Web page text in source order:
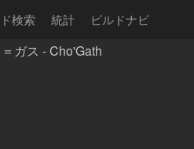
検索 統計 ビルドナビ
ガス - Cho'Gath